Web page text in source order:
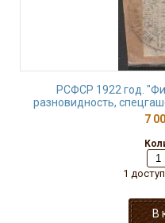
РСФСР 1922 год.
разновидность,
7
1